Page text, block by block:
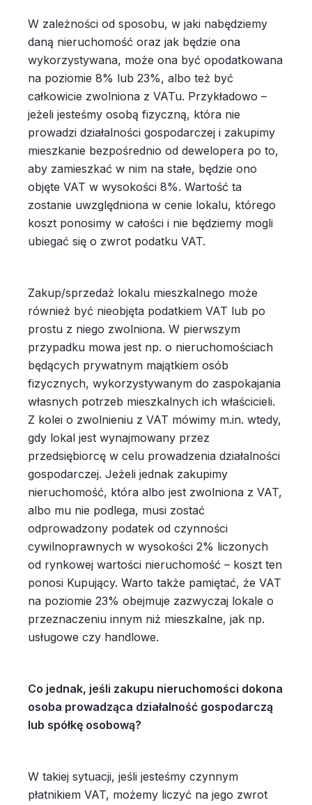
W zależności od sposobu, w jaki nabędziemy
daną nieruchomość oraz jak będzie ona
wykorzystywana, może ona być opodatkowana
na poziomie 8% lub 23%, albo też być
całkowicie zwolniona z VATu. Przykładowo –
jeżeli jesteśmy osobą fizyczną, która nie
prowadzi działalności gospodarczej i zakupimy
mieszkanie bezpośrednio od dewelopera po to,
aby zamieszkać w nim na stałe, będzie ono
objęte VAT w wysokości 8%. Wartość ta
zostanie uwzględniona w cenie lokalu, którego
koszt ponosimy w całości i nie będziemy mogli
ubiegać się o zwrot podatku VAT.
Zakup/sprzedaż lokalu mieszkalnego może
również być nieobjęta podatkiem VAT lub po
prostu z niego zwolniona. W pierwszym
przypadku mowa jest np. o nieruchomościach
będących prywatnym majątkiem osób
fizycznych, wykorzystywanym do zaspokajania
własnych potrzeb mieszkalnych ich właścicieli.
Z kolei o zwolnieniu z VAT mówimy m.in. wtedy,
gdy lokal jest wynajmowany przez
przedsiębiorcę w celu prowadzenia działalności
gospodarczej. Jeżeli jednak zakupimy
nieruchomość, która albo jest zwolniona z VAT,
albo mu nie podlega, musi zostać
odprowadzony podatek od czynności
cywilnoprawnych w wysokości 2% liczonych
od rynkowej wartości nieruchomość – koszt ten
ponosi Kupujący. Warto także pamiętać, że VAT
na poziomie 23% obejmuje zazwyczaj lokale o
przeznaczeniu innym niż mieszkalne, jak np.
usługowe czy handlowe.
Co jednak, jeśli zakupu nieruchomości dokona
osoba prowadząca działalność gospodarczą
lub spółkę osobową?
W takiej sytuacji, jeśli jesteśmy czynnym
płatnikiem VAT, możemy liczyć na jego zwrot